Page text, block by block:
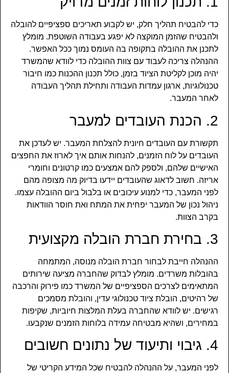
כדי להבטיח תהליך חלק, יש לקבוע תאריכים ספציפיים להובלה
ולהבטיח שהזמן המוקצה לא יפגע בעבודה השוטפת. מומלץ
לתכנן את ההובלה בתקופה בה העומס נמוך ככל האפשר.
ההנהלה צריכה לעבוד עם צוות ההובלה כדי לוודא שהמשרד
יהיה מוכן לקליטת הציוד בזמן, כולל תכנון ההכנות כמו חיבור
טכנולוגיות, ארגון עמדות העבודה ותחילת תהליך העבודה
לאחר המעבר.
תקשורת עם העובדים חיונית להצלחת המעבר. יש לעדכן את
העובדים על לוח הזמנים, להנחות אותם איך לארוז את החפצים
האישיים שלהם, ולספק להם אמצעים כמו קרטונים וחומרי
אריזה. חשוב לדאוג שהעובדים יידעו בדיוק מה מצופה מהם
לפני המעבר, כדי למנוע עיכובים או בלבול ביום ההובלה עצמו.
ניהול נכון של המעבר יפחית את המתח ואת חוסר הוודאות
בקרב הצוות.
ההנהלה חייבת לבחור חברת הובלה מנוסה, המתמחה
בהובלות משרדים. מומלץ לבדוק שהחברה מציעה שירותים
המתאימים לצרכים הספציפיים של המשרד כמו פירוק והרכבה
של רהיטים, הובלת ציוד טכנולוגי עדין, והובלת מסמכים
רגישים. יש לוודא שהחברה בעלת המלצות חיוביות, שקיפות
במחירים, ושהיא מבטיחה עמידה בלוחות הזמנים שנקבעו.
לפני המעבר, על ההנהלה להבטיח שכל המידע הקריטי של